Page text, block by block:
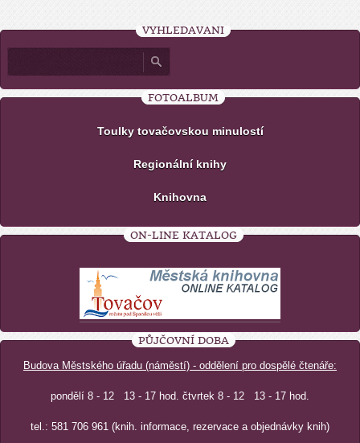
VYHLEDÁVÁNÍ
FOTOALBUM
Toulky tovačovskou minulostí
Regionální knihy
Knihovna
ON-LINE KATALOG
PŮJČOVNÍ DOBA
Budova Městského úřadu (náměstí) - oddělení pro dospělé čtenáře:
pondělí 8 - 12 13 - 17 hod. čtvrtek 8 - 12 13 - 17 hod.
tel.: 581 706 961 (knih. informace, rezervace a objednávky knih)